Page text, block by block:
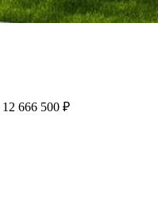
12 666 500 ₽